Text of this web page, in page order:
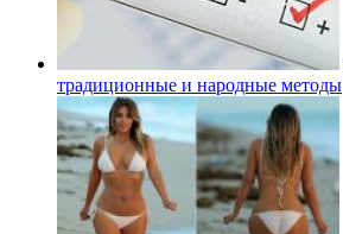
традиционные и народные методы